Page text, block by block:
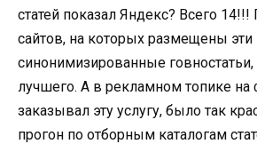
статей показал Яндекс? Всего
сайтов, на которых размещены эти
синонимизированные говностатьи,
лучшего. А в рекламном топике на
заказывал эту услугу, было так
прогон по отборным каталогам